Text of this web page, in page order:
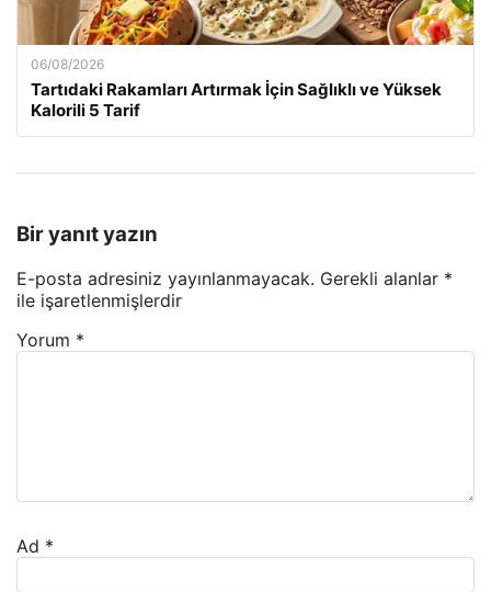
06/08/2026
Tartıdaki Rakamları Artırmak İçin Sağlıklı ve Yüksek
Kalorili 5 Tarif
Bir yanıt yazın
E-posta adresiniz yayınlanmayacak. Gerekli alanlar *
ile işaretlenmişlerdir
Yorum *
Ad *